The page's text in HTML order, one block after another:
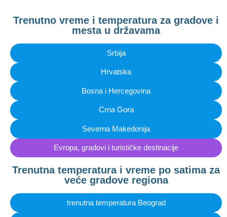
Trenutno vreme i temperatura za gradove i
mesta u državama
Srbija
Hrvatska
Bosna i Hercegovina
Crna Gora
Severna Makedonija
Evropa, gradovi i turističke destinacije
Trenutna temperatura i vreme po satima za
veće gradove regiona
trenutna temperatura Beograd